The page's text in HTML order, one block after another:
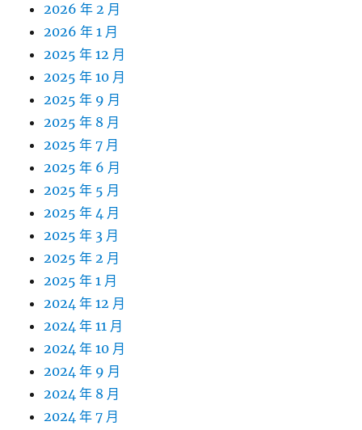
2026 年 2 月
2026 年 1 月
2025 年 12 月
2025 年 10 月
2025 年 9 月
2025 年 8 月
2025 年 7 月
2025 年 6 月
2025 年 5 月
2025 年 4 月
2025 年 3 月
2025 年 2 月
2025 年 1 月
2024 年 12 月
2024 年 11 月
2024 年 10 月
2024 年 9 月
2024 年 8 月
2024 年 7 月